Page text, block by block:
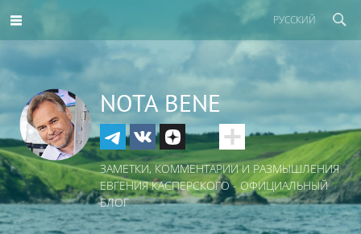
РУССКИЙ
NOTA BENE
ЗАМЕТКИ, КОММЕНТАРИИ И РАЗМЫШЛЕНИЯ
ЕВГЕНИЯ КАСПЕРСКОГО - ОФИЦИАЛЬНЫЙ
БЛОГ